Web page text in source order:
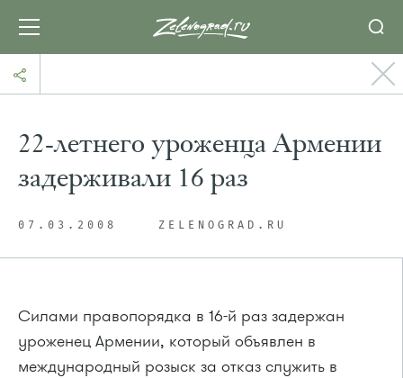
22-летнего уроженца Армении
задерживали 16 раз
07.03.2008 ZELENOGRAD.RU
Силами правопорядка в 16-й раз задержан
уроженец Армении, который объявлен в
международный розыск за отказ служить в